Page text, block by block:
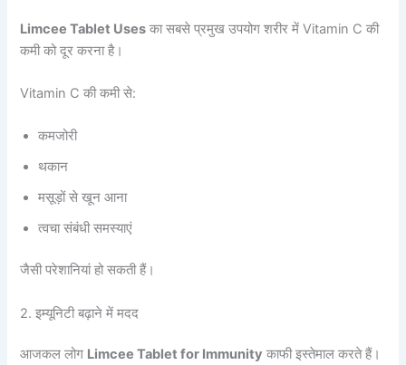
Limcee Tablet Uses का सबसे प्रमुख उपयोग शरीर में Vitamin C की
कमी को दूर करना है।
Vitamin C की कमी से:
कमजोरी
थकान
मसूड़ों से खून आना
त्वचा संबंधी समस्याएं
जैसी परेशानियां हो सकती हैं।
2. इम्यूनिटी बढ़ाने में मदद
आजकल लोग Limcee Tablet for Immunity काफी इस्तेमाल करते हैं।